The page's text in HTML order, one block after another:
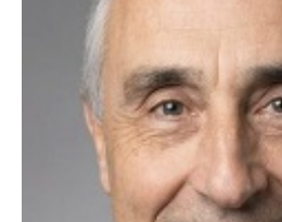
"Hamburg'un soğuğunda içimizi ısıtan
çok teşekkür ederiz."
- Hülya S. (Hamburg)
Dortmund Emirhan